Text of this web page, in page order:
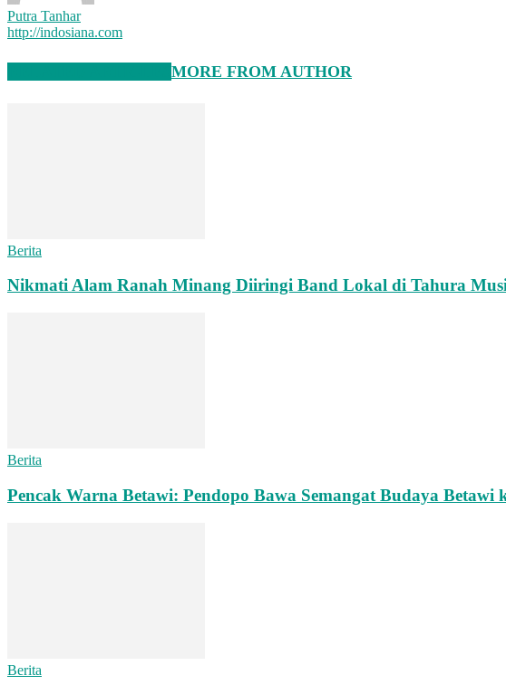
Putra Tanhar
http://indosiana.com
MORE FROM AUTHOR
Berita
Nikmati Alam Ranah Minang Diiringi Band Lokal di Tahura
Berita
Pencak Warna Betawi: Pendopo Bawa Semangat Budaya Betawi
Berita